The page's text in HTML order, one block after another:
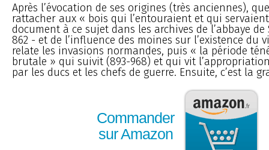
Après l’évocation de ses origines (très anciennes),
rattacher aux « bois qui l’entouraient et qui
document à ce sujet dans les archives de l’abbaye de
862 - et de l’influence des moines sur l’existence du
relate les invasions normandes, puis « la période
brutale » qui suivit (893-968) et qui vit
par les ducs et les chefs de guerre. Ensuite, c’est la
Commander
sur Amazon